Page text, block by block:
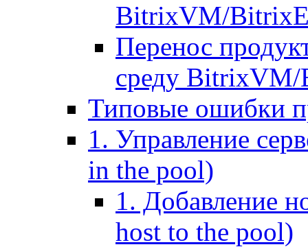
BitrixVM/
Перенос
среду
Типовые ошибки
1. Управление
in the pool)
1. Добавление
host to the pool)